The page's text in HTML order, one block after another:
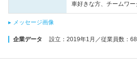
車好きな方、チームワ
メッセージ画像
企業データ 設立：2019年1月／従業員数：